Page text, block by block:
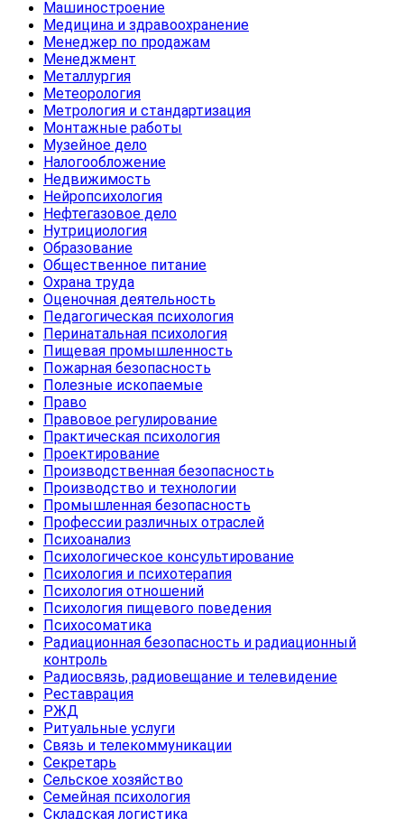
Машиностроение
Медицина и здравоохранение
Менеджер по продажам
Менеджмент
Металлургия
Метеорология
Метрология и стандартизация
Монтажные работы
Музейное дело
Налогообложение
Недвижимость
Нейропсихология
Нефтегазовое дело
Нутрициология
Образование
Общественное питание
Охрана труда
Оценочная деятельность
Педагогическая психология
Перинатальная психология
Пищевая промышленность
Пожарная безопасность
Полезные ископаемые
Право
Правовое регулирование
Практическая психология
Проектирование
Производственная безопасность
Производство и технологии
Промышленная безопасность
Профессии различных отраслей
Психоанализ
Психологическое консультирование
Психология и психотерапия
Психология отношений
Психология пищевого поведения
Психосоматика
Радиационная безопасность и радиационный
контроль
Радиосвязь, радиовещание и телевидение
Реставрация
РЖД
Ритуальные услуги
Связь и телекоммуникации
Секретарь
Сельское хозяйство
Семейная психология
Складская логистика